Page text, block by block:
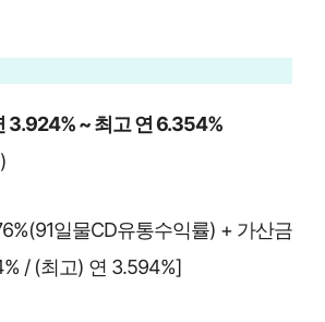
3.924% ~ 최고 연 6.354%
일물CD유통수익률) + 가산금
/ (최고) 연 3.594%]